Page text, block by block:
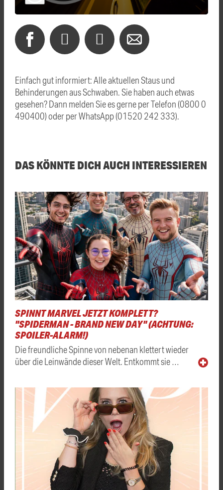
Einfach gut informiert: Alle aktuellen Staus und
Behinderungen aus Schwaben. Sie haben auch etwas
gesehen? Dann melden Sie es gerne per Telefon (0800 0
490400) oder per WhatsApp (01520 242 333).
DAS KÖNNTE DICH AUCH INTERESSIEREN
SPINNT MARVEL JETZT KOMPLETT?
"SPIDERMAN - BRAND NEW DAY" (ACHTUNG:
SPOILER-ALARM!)
Die freundliche Spinne von nebenan klettert wieder
über die Leinwände dieser Welt. Entkommt sie …